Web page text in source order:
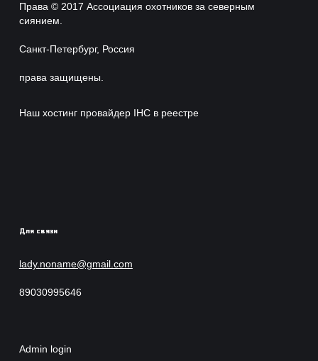
Права © 2017 Ассоциация охотников за северным
сиянием.
Санкт-Петербург, Россия
права защищены.
Наш хостинг провайдер IHC в реестре
Для связи
lady.noname@gmail.com
89030995646
Admin login